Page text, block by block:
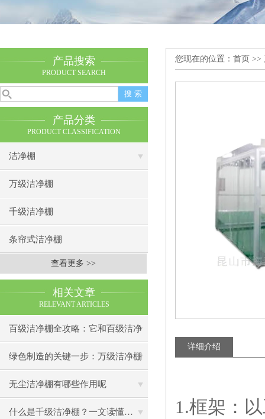
产品搜索
PRODUCT SEARCH
产品分类
PRODUCT CLASSIFICATION
洁净棚
万级洁净棚
千级洁净棚
条帘式洁净棚
查看更多 >>
相关文章
RELEVANT ARTICLES
百级洁净棚全攻略：它和百级洁净
室到底有什么区别？
绿色制造的关键一步：万级洁净棚
助力环保型半导体产业发展
无尘洁净棚有哪些作用呢
什么是千级洁净棚？一文读懂其结构特点与局部净化优势
您现在的位置： 首页 >>
详细介绍
1.框架：